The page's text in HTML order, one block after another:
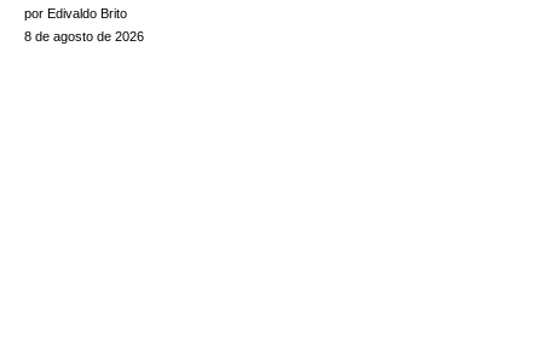
por Edivaldo Brito
8 de agosto de 2026